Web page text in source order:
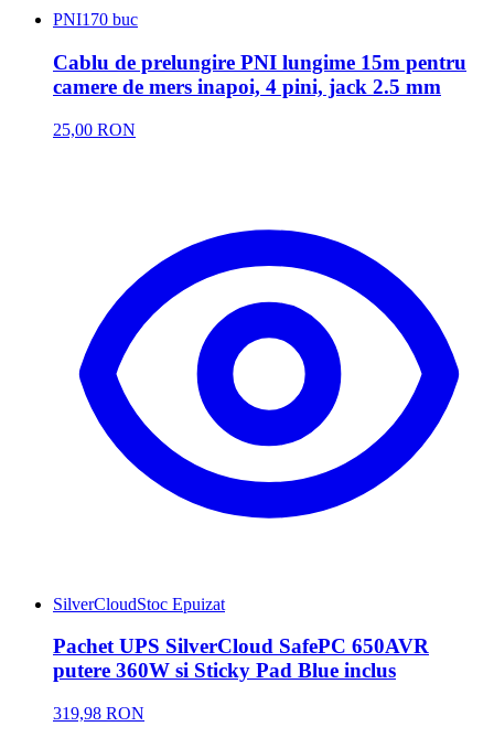
PNI170 buc
Cablu de prelungire PNI lungime 15m pentru
camere de mers inapoi, 4 pini, jack 2.5 mm
25,00 RON
SilverCloudStoc Epuizat
Pachet UPS SilverCloud SafePC 650AVR
putere 360W si Sticky Pad Blue inclus
319,98 RON